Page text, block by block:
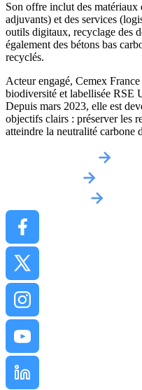
Son offre inclut des matériaux
adjuvants) et des services
outils digitaux, recyclage des
également des bétons bas
recyclés.
Acteur engagé, Cemex
biodiversité et labellisée RSE
Depuis mars 2023, elle est
objectifs clairs : préserver les
atteindre la neutralité carbone